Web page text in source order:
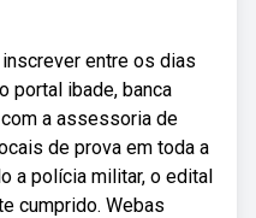
entre os dias
portal ibade, banca
a assessoria de
de prova em toda a
a polícia militar, o edital
cumprido. Webas